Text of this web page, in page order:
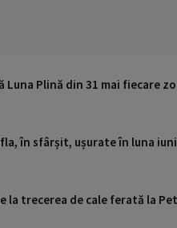
Luna Plină din 31 mai fiecare
în sfârșit, ușurate în luna
la trecerea de cale ferată la